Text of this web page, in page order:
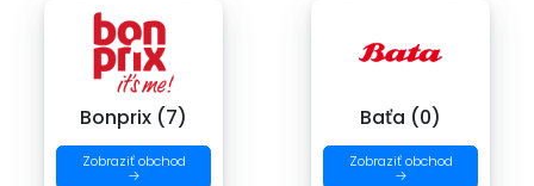
Bonprix (7)
Zobraziť obchod
→
Baťa (0)
Zobraziť obchod
→